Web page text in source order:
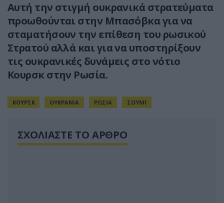
Αυτή την στιγμή ουκρανικά στρατεύματα
προωθούνται στην Μπασόβκα για να
σταματήσουν την επίθεση του ρωσικού
Στρατού αλλά και για να υποστηρίξουν
τις ουκρανικές δυνάμεις στο νότιο
Κουρσκ στην Ρωσία.
ΚΟΥΡΣΚ ΟΥΚΡΑΝΙΑ ΡΩΣΙΑ ΣΟΥΜΙ
ΣΧΟΛΙΑΣΤΕ ΤΟ ΑΡΘΡΟ